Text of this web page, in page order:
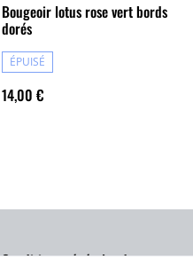
Bougeoir lotus rose vert bords
dorés
ÉPUISÉ
14,00 €